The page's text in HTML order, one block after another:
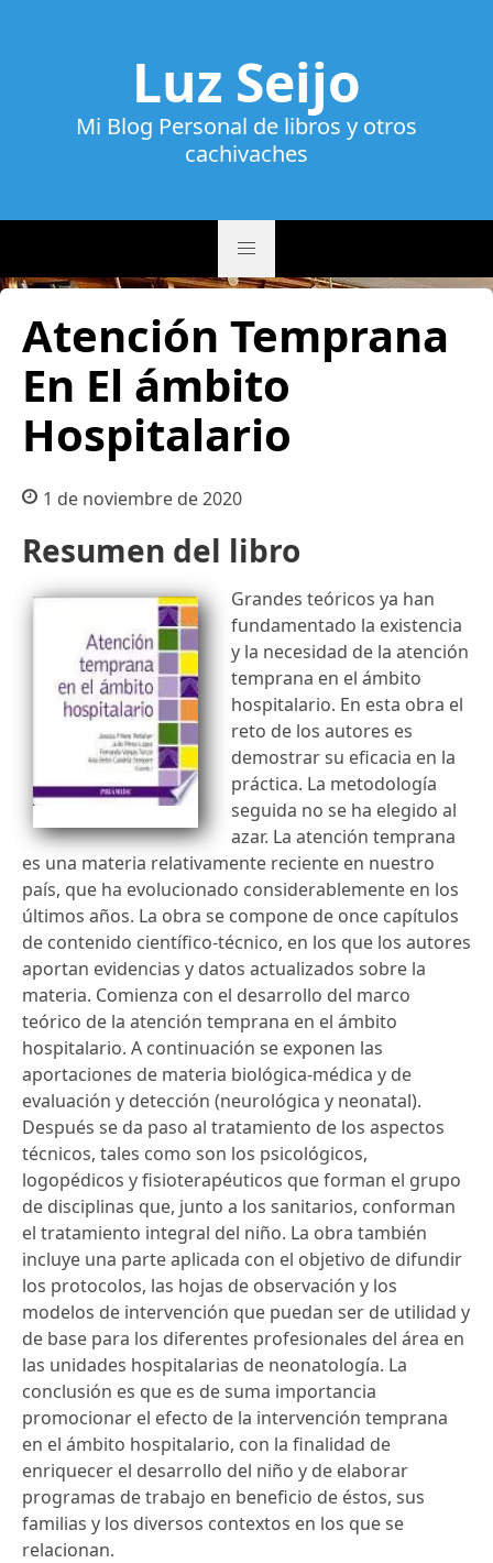
Luz Seijo
Mi Blog Personal de libros y otros
cachivaches
Atención Temprana
En El ámbito
Hospitalario
1 de noviembre de 2020
Resumen del libro
Grandes teóricos ya han
fundamentado la existencia
y la necesidad de la atención
temprana en el ámbito
hospitalario. En esta obra el
reto de los autores es
demostrar su eficacia en la
práctica. La metodología
seguida no se ha elegido al
azar. La atención temprana
es una materia relativamente reciente en nuestro
país, que ha evolucionado considerablemente en los
últimos años. La obra se compone de once capítulos
de contenido científico-técnico, en los que los autores
aportan evidencias y datos actualizados sobre la
materia. Comienza con el desarrollo del marco
teórico de la atención temprana en el ámbito
hospitalario. A continuación se exponen las
aportaciones de materia biológica-médica y de
evaluación y detección (neurológica y neonatal).
Después se da paso al tratamiento de los aspectos
técnicos, tales como son los psicológicos,
logopédicos y fisioterapéuticos que forman el grupo
de disciplinas que, junto a los sanitarios, conforman
el tratamiento integral del niño. La obra también
incluye una parte aplicada con el objetivo de difundir
los protocolos, las hojas de observación y los
modelos de intervención que puedan ser de utilidad y
de base para los diferentes profesionales del área en
las unidades hospitalarias de neonatología. La
conclusión es que es de suma importancia
promocionar el efecto de la intervención temprana
en el ámbito hospitalario, con la finalidad de
enriquecer el desarrollo del niño y de elaborar
programas de trabajo en beneficio de éstos, sus
familias y los diversos contextos en los que se
relacionan.